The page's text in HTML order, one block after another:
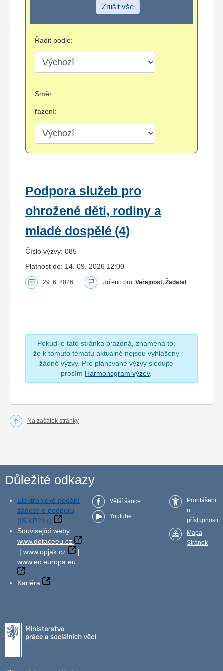
Zrušit vše
Řadit podle:
Směr
řazení:
Podpora služeb pro
ohrožené děti, rodiny a
mladé dospělé (4)
Číslo výzvy: 085
Platnost do: 14. 09. 2026 12:00
29. 6. 2026 Určeno pro: Veřejnost, Žadatel
Pokud je tato stránka prázdná, znamená to,
že k tomuto tématu aktuálně nejsou vyhlášeny
žádné výzvy. Pro plánované výzvy sledujte
prosím Harmonogram výzev.
Na začátek stránky
Důležité odkazy
Elektronické podání
žádosti o podporu
(IS KP21+)
Související weby:
www.dotaceeu.cz
| www.opjak.cz
|
www.ec.europa.eu
Kariéra
Větší šance
Youtube
Prohlášení
o
přístupnosti
Mapa
Stránek